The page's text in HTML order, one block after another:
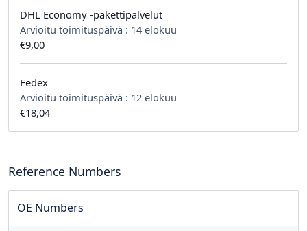
DHL Economy -pakettipalvelut
Arvioitu toimituspäivä : 14 elokuu
€9,00
Fedex
Arvioitu toimituspäivä : 12 elokuu
€18,04
Reference Numbers
OE Numbers